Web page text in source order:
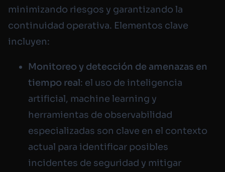
minimizando riesgos y garantizando la
continuidad operativa. Elementos clave
incluyen:
Monitoreo y detección de amenazas en
tiempo real: el uso de inteligencia
artificial, machine learning y
herramientas de observabilidad
especializadas son clave en el contexto
actual para identificar posibles
incidentes de seguridad y mitigar